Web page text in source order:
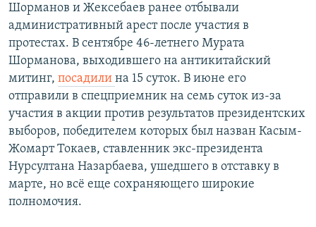
Шорманов и Жексебаев ранее отбывали
административный арест после участия в
протестах. В сентябре 46-летнего Мурата
Шорманова, выходившего на антикитайский
митинг, посадили на 15 суток. В июне его
отправили в спецприемник на семь суток из-за
участия в акции против результатов президентских
выборов, победителем которых был назван Касым-
Жомарт Токаев, ставленник экс-президента
Нурсултана Назарбаева, ушедшего в отставку в
марте, но всё еще сохраняющего широкие
полномочия.